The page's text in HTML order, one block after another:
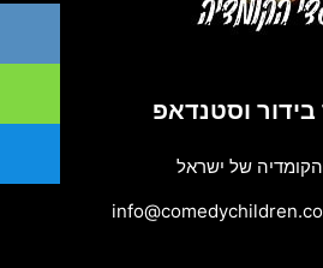
בידור וסטנדאפ
הקומדיה של ישראל